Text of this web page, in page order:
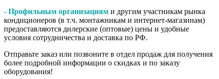
- Профильным организациям и другим участникам рынка
кондиционеров (в т.ч. монтажникам и интернет-магазинам)
предоставляются дилерские (оптовые) цены и удобные
условия сотрудничества и доставка по РФ.
Отправьте заказ или позвоните в отдел продаж для получения
более подробной информации о скидках и по заказу
оборудования!